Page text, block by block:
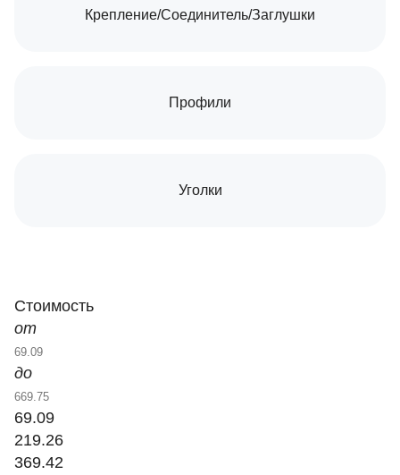
Крепление/Соединитель/Заглушки
Профили
Уголки
Стоимость
от
до
69.09
219.26
369.42